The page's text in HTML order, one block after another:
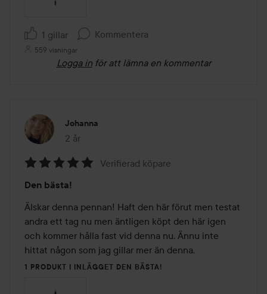
1 gillar Kommentera
559 visningar
Logga in för att lämna en kommentar
Johanna
2 år
Inlägget skapades 2 år
5
av
5
Verifierad köpare
Den bästa!
Älskar denna pennan! Haft den här förut men testat
andra ett tag nu men äntligen köpt den här igen
och kommer hålla fast vid denna nu. Ännu inte
hittat någon som jag gillar mer än denna.
1 PRODUKT I INLÄGGET DEN BÄSTA!